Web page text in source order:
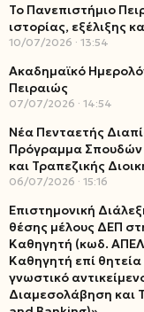
Το Πανεπιστήμιο
ιστορίας, εξέλιξης
10/07/2026 13:54
Ακαδημαϊκό
Πειραιώς
07/07/2026 14:54
Νέα Πενταετής
Πρόγραμμα Σπουδών
και Τραπεζικής
06/07/2026 15:16
Επιστημονική
θέσης μέλους ΔΕΠ
Καθηγητή (κωδ.
Καθηγητή επί
γνωστικό
Διαμεσολάβηση και